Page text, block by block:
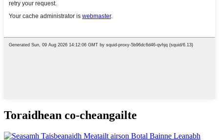
Toraidhean co-cheangailte